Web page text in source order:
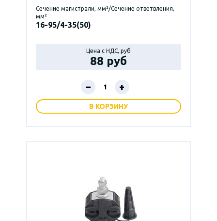
Сечение магистрали, мм²/Сечение ответвления,
мм²
16-95/4-35(50)
Цена с НДС, руб
88 руб
– +
В КОРЗИНУ